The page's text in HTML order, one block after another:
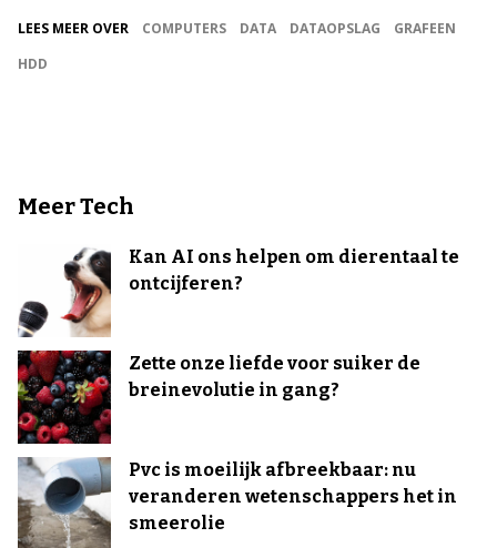
LEES MEER OVER COMPUTERS DATA DATAOPSLAG
GRAFEEN
HDD
Meer Tech
Kan AI ons helpen om dierentaal te
ontcijferen?
Zette onze liefde voor suiker de
breinevolutie in gang?
Pvc is moeilijk afbreekbaar: nu
veranderen wetenschappers het in
smeerolie